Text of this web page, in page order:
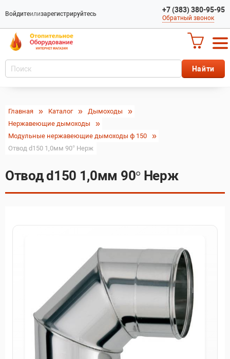
Войдитеилизарегистрируйтесь +7 (383) 380-95-95
Обратный звонок
Главная Каталог
Дымоходы
Нержавеющие дымоходы
Модульные нержавеющие дымоходы ф 150
Отвод d150 1,0мм 90° Нерж
Отвод d150 1,0мм 90° Нерж